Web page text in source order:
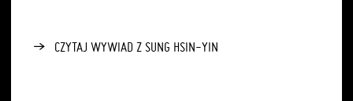
CZYTAJ WYWIAD Z SUNG HSIN-YIN